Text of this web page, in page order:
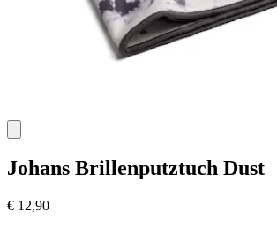
Johans Brillenputztuch Dust
€ 12,90